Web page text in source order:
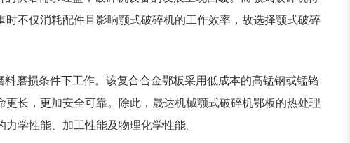
时不仅消耗配件且影响颚式破碎机的工作效率，故选择颚式破碎
磨损条件下工作。 该复合合金鄂板采用低成本的高锰钢或锰铬
更长，更加安全可靠。除此， 晟达机械颚式破碎机鄂板的热处理
学性能、加工性能及物理化学性能。